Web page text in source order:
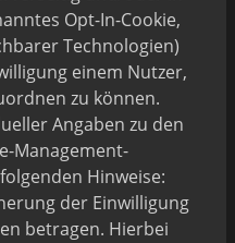
Opt-In-Cookie,
Technologien)
einem Nutzer,
zu können.
Angaben zu den
Management-
Hinweise:
der Einwilligung
betragen. Hierbei